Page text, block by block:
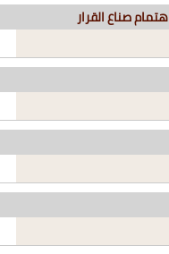
صناع القرار